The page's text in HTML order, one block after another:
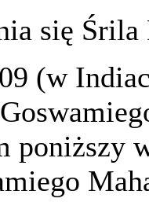
się
(w
poniższy